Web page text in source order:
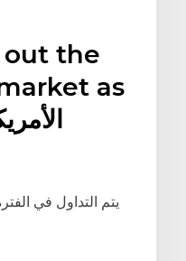
out the
as